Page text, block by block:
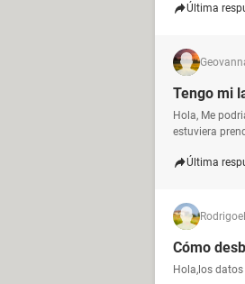
Última
Tengo mi
Hola, Me
estuviera
Última
Rodrigo
Cómo
Hola,los